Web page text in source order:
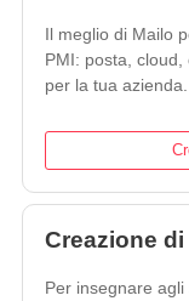
Il meglio di Mailo
PMI: posta,
per la tua azienda.
Creazione
Per insegnare